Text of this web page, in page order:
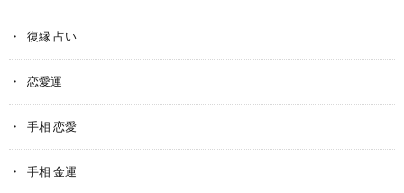
復縁 占い
恋愛運
手相 恋愛
手相 金運